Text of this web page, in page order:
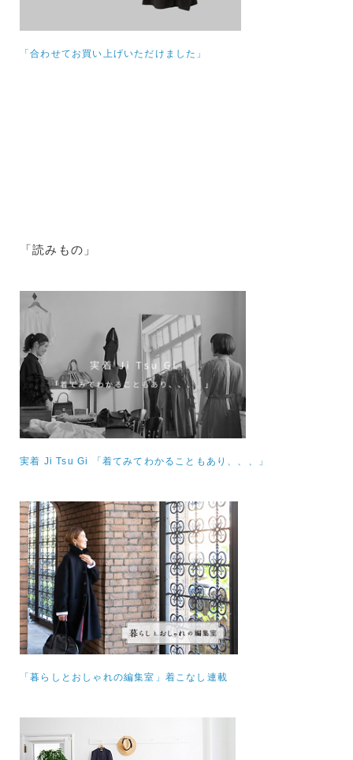
「合わせてお買い上げいただけました」
「読みもの」
実着 Ji Tsu Gi 「着てみてわかることもあり、、、」
「暮らしとおしゃれの編集室」着こなし連載